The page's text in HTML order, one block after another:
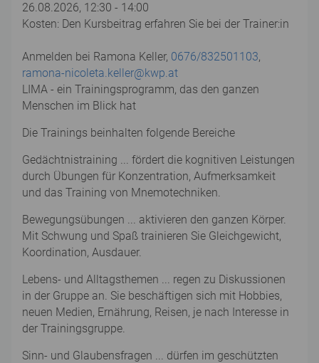
26.08.2026, 12:30 - 14:00
Kosten: Den Kursbeitrag erfahren Sie bei der Trainer:in
Anmelden bei Ramona Keller, 0676/832501103,
ramona-nicoleta.keller@kwp.at
LIMA - ein Trainingsprogramm, das den ganzen
Menschen im Blick hat
Die Trainings beinhalten folgende Bereiche
Gedächtnistraining ... fördert die kognitiven Leistungen
durch Übungen für Konzentration, Aufmerksamkeit
und das Training von Mnemotechniken.
Bewegungsübungen ... aktivieren den ganzen Körper.
Mit Schwung und Spaß trainieren Sie Gleichgewicht,
Koordination, Ausdauer.
Lebens- und Alltagsthemen ... regen zu Diskussionen
in der Gruppe an. Sie beschäftigen sich mit Hobbies,
neuen Medien, Ernährung, Reisen, je nach Interesse in
der Trainingsgruppe.
Sinn- und Glaubensfragen ... dürfen im geschützten